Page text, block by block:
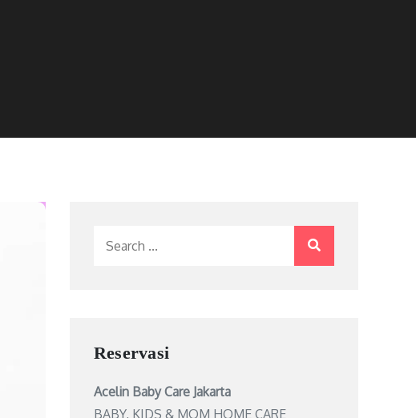
Reservasi
Acelin Baby Care Jakarta
BABY, KIDS & MOM HOME CARE